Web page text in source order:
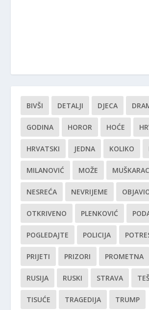
BIVŠI DETALJI DJECA
GODINA HOROR HOĆE
HRVATSKI JEDNA KOLIKO
MILANOVIĆ MOŽE MUŠKARAC
NESREĆA NEVRIJEME
OTKRIVENO PLENKOVIĆ
POGLEDAJTE POLICIJA
PRIJETI PRIZORI PROMETNA
RUSIJA RUSKI STRAVA
TISUĆE TRAGEDIJA TRUMP